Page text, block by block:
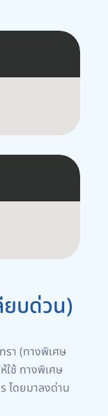
ยบด่วน)
รา (ทางพิเศษ
ใช้ ทางพิเศษ
โดยมาลงด่าน